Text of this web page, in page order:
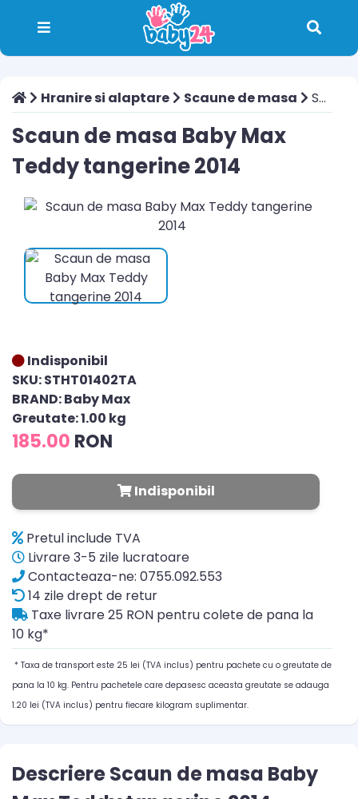
Hranire si alaptare Scaune de masa Scaun de masa Baby Max Teddy tangerine 2014
Scaun de masa Baby Max
Teddy tangerine 2014
Indisponibil
SKU: STHT01402TA
BRAND: Baby Max
Greutate: 1.00 kg
185.00 RON
Indisponibil
Pretul include TVA
Livrare 3-5 zile lucratoare
Contacteaza-ne: 0755.092.553
14 zile drept de retur
Taxe livrare 25 RON pentru colete de pana la
10 kg*
* Taxa de transport este 25 lei (TVA inclus) pentru pachete cu o greutate de
pana la 10 kg. Pentru pachetele care depasesc aceasta greutate se adauga
1.20 lei (TVA inclus) pentru fiecare kilogram suplimentar.
Descriere Scaun de masa Baby